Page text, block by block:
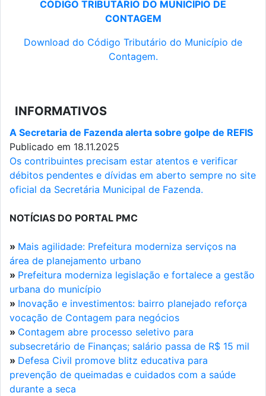
CÓDIGO TRIBUTÁRIO DO MUNICÍPIO DE
CONTAGEM
Download do Código Tributário do Município de
Contagem.
INFORMATIVOS
A Secretaria de Fazenda alerta sobre golpe de REFIS
Publicado em 18.11.2025
Os contribuintes precisam estar atentos e verificar
débitos pendentes e dívidas em aberto sempre no site
oficial da Secretária Municipal de Fazenda.
NOTÍCIAS DO PORTAL PMC
» Mais agilidade: Prefeitura moderniza serviços na
área de planejamento urbano
» Prefeitura moderniza legislação e fortalece a gestão
urbana do município
» Inovação e investimentos: bairro planejado reforça
vocação de Contagem para negócios
» Contagem abre processo seletivo para
subsecretário de Finanças; salário passa de R$ 15 mil
» Defesa Civil promove blitz educativa para
prevenção de queimadas e cuidados com a saúde
durante a seca